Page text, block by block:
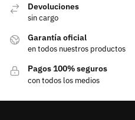
Devoluciones
sin cargo
Garantía oficial
en todos nuestros productos
Pagos 100% seguros
con todos los medios